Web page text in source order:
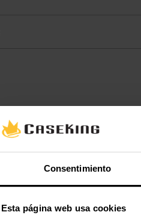
Consentimiento
Esta página web usa cookies